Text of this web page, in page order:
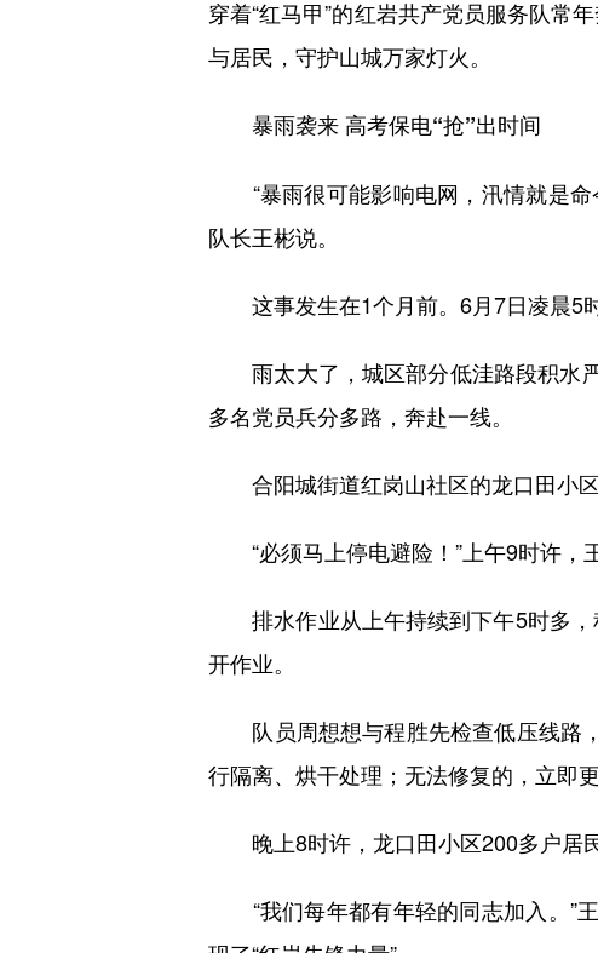
穿着“红马甲”的红岩共产党员服务队常
与居民，守护山城万家灯火。
暴雨袭来 高考保电“抢”出时间
“暴雨很可能影响电网，汛情就是命
队长王彬说。
这事发生在1个月前。6月7日凌晨5时
雨太大了，城区部分低洼路段积水严
多名党员兵分多路，奔赴一线。
合阳城街道红岗山社区的龙口田小区
“必须马上停电避险！”上午9时许，
排水作业从上午持续到下午5时多，
开作业。
队员周想想与程胜先检查低压线路
行隔离、烘干处理；无法修复的，立即
晚上8时许，龙口田小区200多户居民
“我们每年都有年轻的同志加入。”